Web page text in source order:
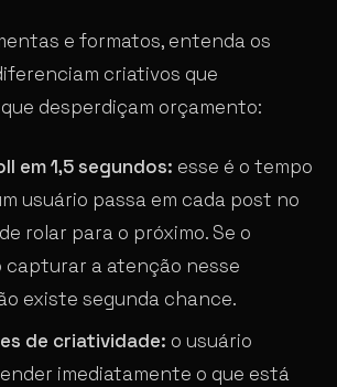
e formatos, entenda os
criativos que
desperdiçam orçamento:
em 1,5 segundos: esse é o tempo
usuário passa em cada post no
rolar para o próximo. Se o
capturar a atenção nesse
existe segunda chance.
de criatividade: o usuário
imediatamente o que está